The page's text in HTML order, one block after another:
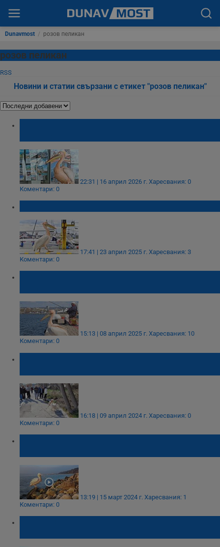
Dunavmost / розов пеликан
розов пеликан
RSS
Новини и статии свързани с етикет "розов пеликан"
22:31 | 16 април 2026 г. Харесвания: 0
Коментари: 0
17:41 | 23 април 2025 г. Харесвания: 3
Коментари: 0
15:13 | 08 април 2025 г. Харесвания: 10
Коментари: 0
16:18 | 09 април 2024 г. Харесвания: 0
Коментари: 0
13:19 | 15 март 2024 г. Харесвания: 1
Коментари: 0